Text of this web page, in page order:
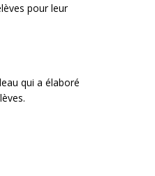
pour leur
qui a élaboré